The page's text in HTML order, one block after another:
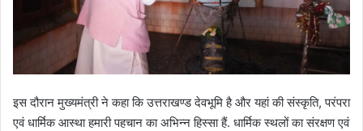
इस दौरान मुख्यमंत्री ने कहा कि उत्तराखण्ड देवभूमि है और यहां की संस्कृति, परंपरा
एवं धार्मिक आस्था हमारी पहचान का अभिन्न हिस्सा हैं. धार्मिक स्थलों का संरक्षण एवं